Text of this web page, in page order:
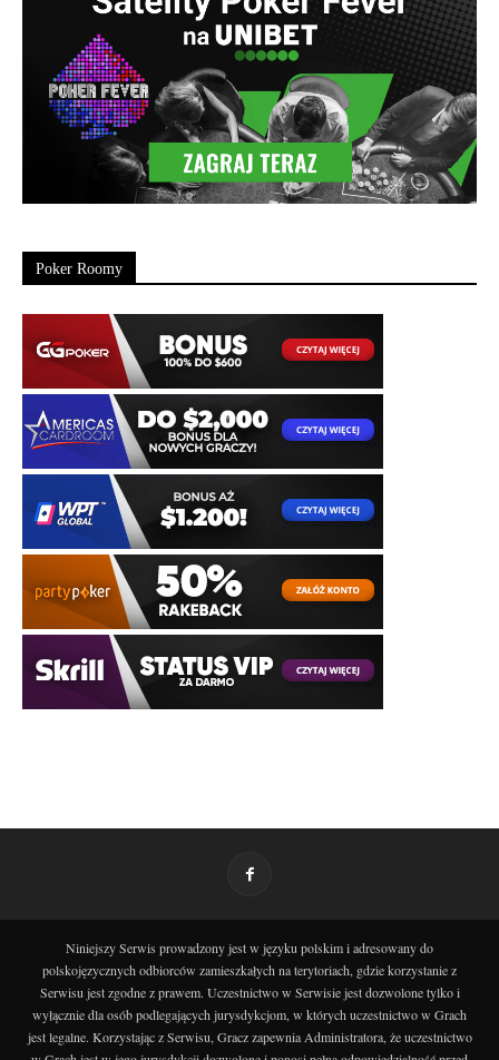
Poker Roomy
Niniejszy Serwis prowadzony jest w języku polskim i adresowany do
polskojęzycznych odbiorców zamieszkałych na terytoriach, gdzie korzystanie z
Serwisu jest zgodne z prawem. Uczestnictwo w Serwisie jest dozwolone tylko i
wyłącznie dla osób podlegających jurysdykcjom, w których uczestnictwo w Grach
jest legalne. Korzystając z Serwisu, Gracz zapewnia Administratora, że uczestnictwo